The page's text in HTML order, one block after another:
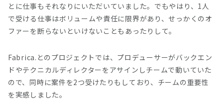
とに仕事もそれなりにいただいていました。でもやはり、1人
で受ける仕事はボリュームや責任に限界があり、せっかくのオ
ファーを断らないといけないこともあったりして。
Fabrica.とのプロジェクトでは、プロデューサーがバックエン
ドやテクニカルディレクターをアサインしチームで動いていた
ので、同時に案件を2つ受けたりもしており、チームの重要性
を実感しました。